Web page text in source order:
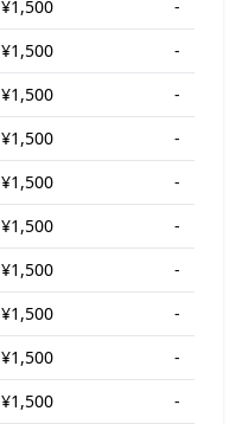
¥1,500
-
¥1,500
-
¥1,500
-
¥1,500
-
¥1,500
-
¥1,500
-
¥1,500
-
¥1,500
-
¥1,500
-
¥1,500 -